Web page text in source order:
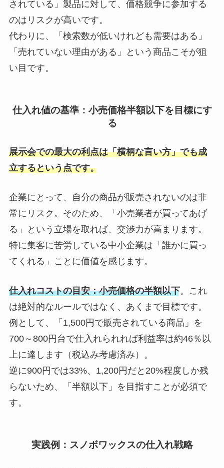
されている」製品に対して、価格競争に参加する
のはリスクが高いです。
代わりに、「検索数が低いけれども需要はある」
「売れていない理由がある」という商品こそが狙
い目です。
仕入れ値の基準：小売価格半額以下を目標にす
る
展示会での最大の利点は「横柄な言い方」でも成
立するという点です。
企業にとって、自分の商品が販売されないのは非
常にリスク。そのため、「小売業者が買ってあげ
る」という立場を取れば、交渉力が高まります。
特に集客に苦労している中小企業は「誰かに買っ
てくれる」ことに価値を感じます。
仕入れコストの目安：小売価格の半額以下。これ
は絶対的なルールではなく、あくまで目標です。
例として、「1,500円で販売されている商品」を
700～800円台で仕入れられれば利益率は約46％以
上に達します（税込み考慮済み）。
逆に900円では33%、1,200円だと20%程度しか残
らないため、「半額以下」を目指すことが必須で
す。
実践例：スノボワックスの仕入れ戦略